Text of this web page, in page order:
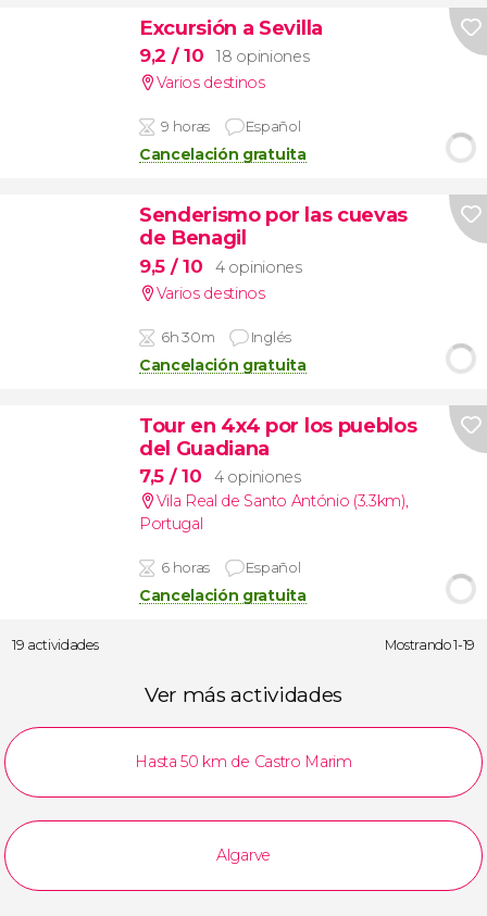
Excursión a Sevilla
9,2 / 10
18 opiniones
Varios destinos
9 horas Español
Cancelación gratuita
Senderismo por las cuevas
de Benagil
9,5 / 10
4 opiniones
Varios destinos
6h 30m Inglés
Cancelación gratuita
Tour en 4x4 por los pueblos
del Guadiana
7,5 / 10
4 opiniones
Vila Real de Santo António (3.3km),
Portugal
6 horas Español
Cancelación gratuita
19 actividades Mostrando 1-19
Ver más actividades
Hasta 50 km de Castro Marim
Algarve